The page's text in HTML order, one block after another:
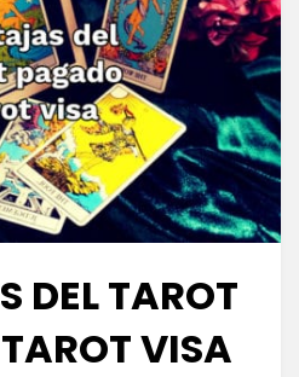
DEL TAROT
VISA